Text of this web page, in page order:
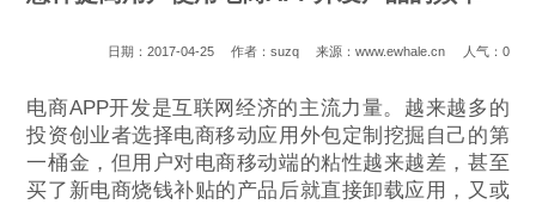
日期：2017-04-25 作者：suzq 来源：www.ewhale.cn 人气： 0
电商APP开发是互联网经济的主流力量。越来越多的
投资创业者选择电商移动应用外包定制挖掘自己的第
一桶金，但用户对电商移动端的粘性越来越差，甚至
买了新电商烧钱补贴的产品后就直接卸载应用，又或